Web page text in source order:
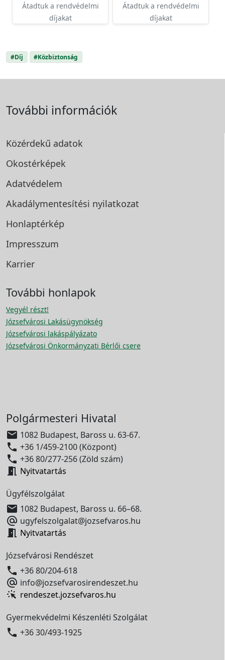
Átadtuk a rendvédelmi
díjakat
Átadtuk a rendvédelmi
díjakat
#Díj #Közbiztonság
További információk
Közérdekű adatok
Okostérképek
Adatvédelem
Akadálymentesítési nyilatkozat
Honlaptérkép
Impresszum
Karrier
További honlapok
Vegyél részt!
Józsefvárosi Lakásügynökség
Józsefvárosi lakáspályázato
Józsefvárosi Önkormányzati Bérlői csere
Polgármesteri Hivatal
 1082 Budapest, Baross u. 63-67.
 +36 1/459-2100 (Központ)
 +36 80/277-256 (Zöld szám)
 Nyitvatartás
Ügyfélszolgálat
 1082 Budapest, Baross u. 66–68.
 ugyfelszolgalat@jozsefvaros.hu
 Nyitvatartás
Józsefvárosi Rendészet
 +36 80/204-618
 info@jozsefvarosirendeszet.hu
rendeszet.jozsefvaros.hu
Gyermekvédelmi Készenléti Szolgálat
 +36 30/493-1925